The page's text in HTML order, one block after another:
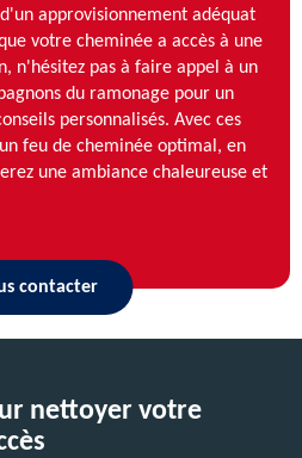
approvisionnement adéquat
votre cheminée a accès à une
n'hésitez pas à faire appel à un
du ramonage pour un
personnalisés. Avec ces
feu de cheminée optimal, en
une ambiance chaleureuse et
contacter
nettoyer votre